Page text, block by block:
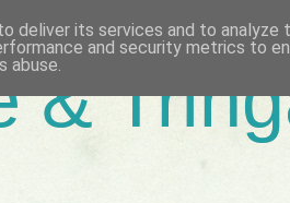
&
deliver its services and to analyze
and security metrics to
abuse.